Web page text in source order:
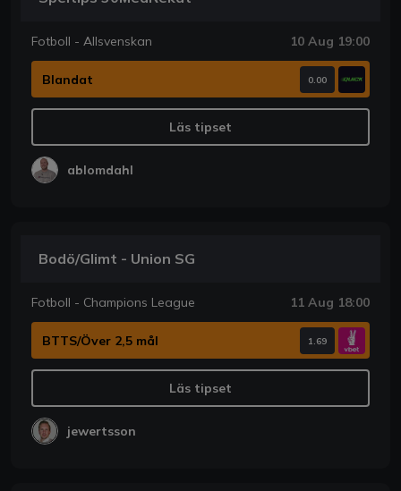
Fotboll - Allsvenskan 10 Aug 19:00
Blandat 0.00
Läs tipset
ablomdahl
Bodö/Glimt - Union SG
Fotboll - Champions League 11 Aug 18:00
BTTS/Över 2,5 mål 1.69
Läs tipset
jewertsson